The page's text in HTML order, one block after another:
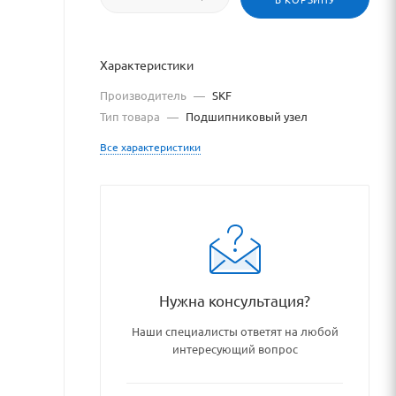
Характеристики
Производитель — SKF
Тип товара — Подшипниковый узел
Все характеристики
Нужна консультация?
Наши специалисты ответят на любой
интересующий вопрос